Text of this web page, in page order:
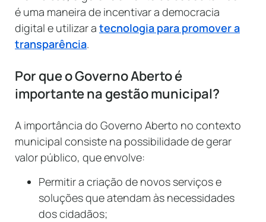
é uma maneira de incentivar a democracia
digital e utilizar a tecnologia para promover a
transparência.
Por que o Governo Aberto é
importante na gestão municipal?
A importância do Governo Aberto no contexto
municipal consiste na possibilidade de gerar
valor público, que envolve:
Permitir a criação de novos serviços e
soluções que atendam às necessidades
dos cidadãos;